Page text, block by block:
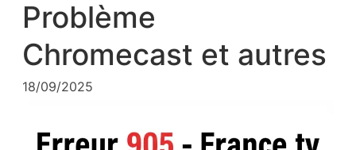
Problème
Chromecast et autres
18/09/2025